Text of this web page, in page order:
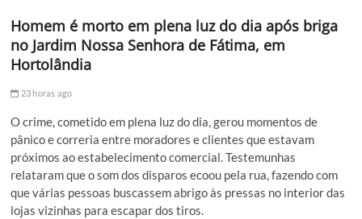
Homem é morto em plena luz do dia após briga
no Jardim Nossa Senhora de Fátima, em
Hortolândia
23 horas ago
O crime, cometido em plena luz do dia, gerou momentos de
pânico e correria entre moradores e clientes que estavam
próximos ao estabelecimento comercial. Testemunhas
relataram que o som dos disparos ecoou pela rua, fazendo com
que várias pessoas buscassem abrigo às pressas no interior das
lojas vizinhas para escapar dos tiros.